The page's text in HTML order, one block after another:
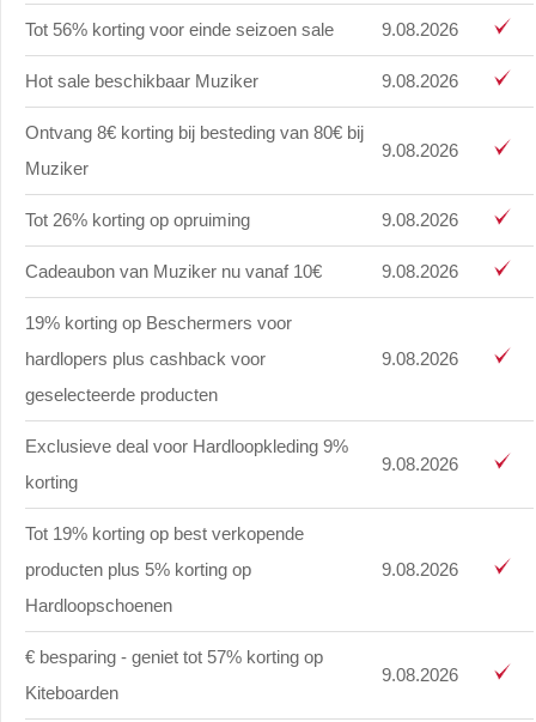
Tot 56% korting voor einde seizoen sale 9.08.2026
Hot sale beschikbaar Muziker 9.08.2026
Ontvang 8€ korting bij besteding van 80€ bij
Muziker
9.08.2026
Tot 26% korting op opruiming 9.08.2026
Cadeaubon van Muziker nu vanaf 10€ 9.08.2026
19% korting op Beschermers voor
hardlopers plus cashback voor
geselecteerde producten
9.08.2026
Exclusieve deal voor Hardloopkleding 9%
korting
9.08.2026
Tot 19% korting op best verkopende
producten plus 5% korting op
Hardloopschoenen
9.08.2026
€ besparing - geniet tot 57% korting op
Kiteboarden
9.08.2026